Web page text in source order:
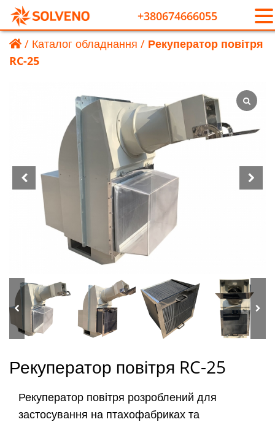
+380674666055
/ Каталог обладнання / Рекуператор повітря
RC-25
Рекуператор повітря RC-25
Рекуператор повітря розроблений для
застосування на птахофабриках та